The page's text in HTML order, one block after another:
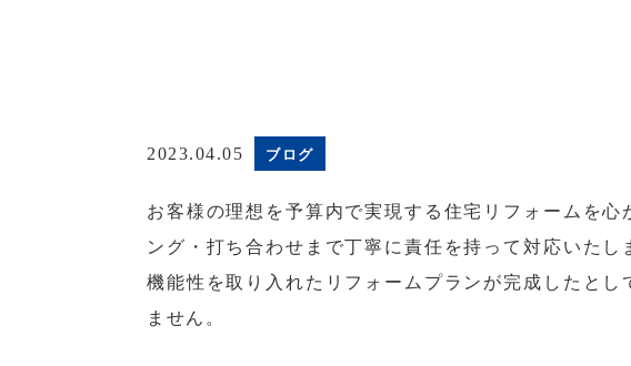
2023.04.05 ブログ
お客様の理想を予算内で実現する住宅リフォームを
ング・打ち合わせまで丁寧に責任を持って対応いた
機能性を取り入れたリフォームプランが完成したと
ません。